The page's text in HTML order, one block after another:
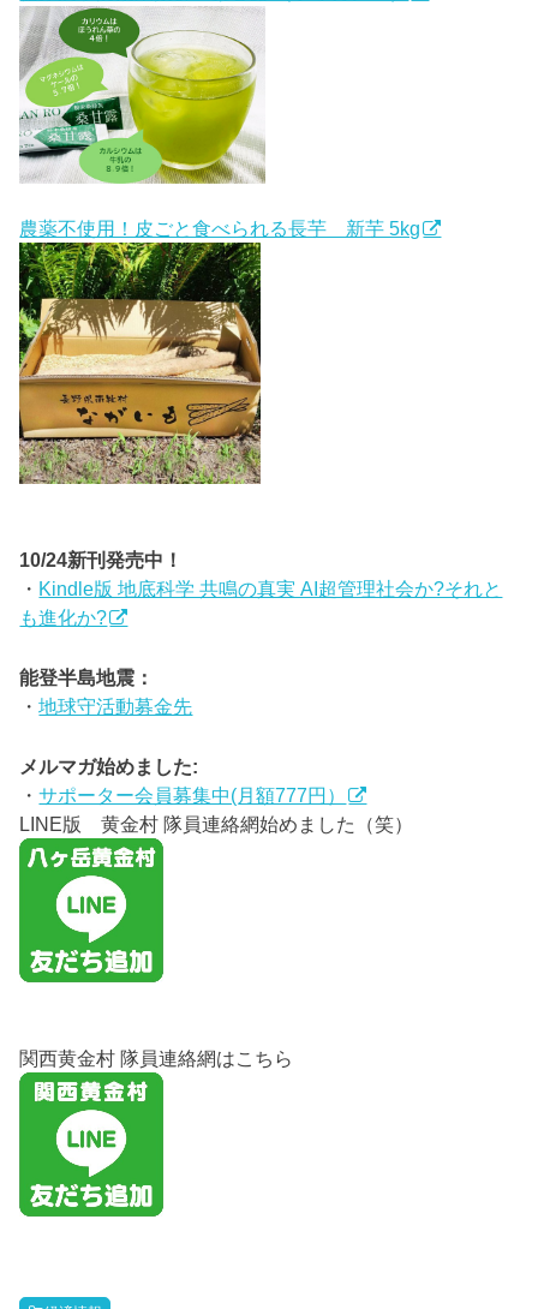
農薬不使用！皮ごと食べられる長芋 新芋 5kg
10/24新刊発売中！
・ Kindle版 地底科学 共鳴の真実 AI超管理社会か?それと
も進化か?
能登半島地震：
・地球守活動募金先
メルマガ始めました:
・サポーター会員募集中(月額777円）
LINE版 黄金村 隊員連絡網始めました（笑）
関西黄金村 隊員連絡網はこちら